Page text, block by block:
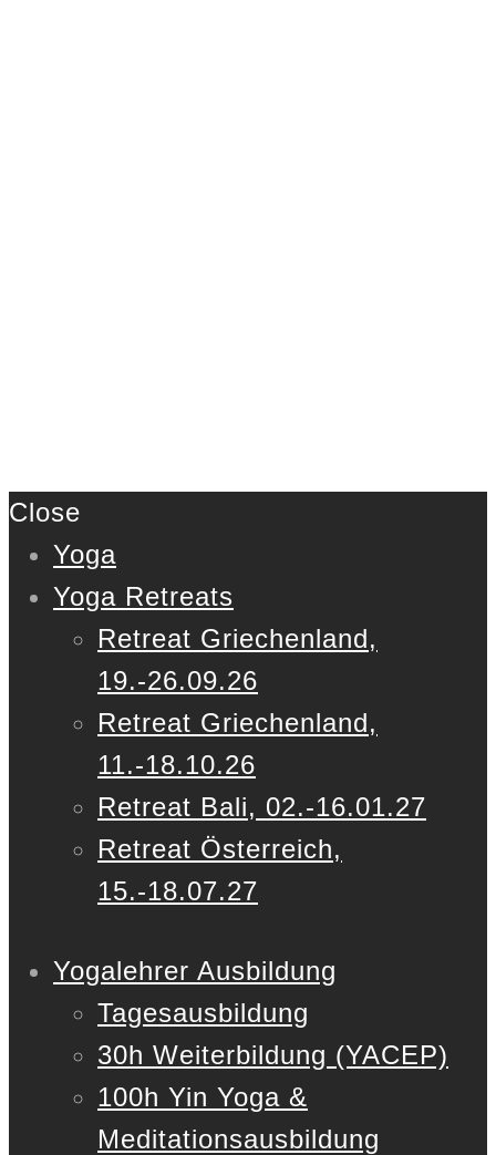
Close
Yoga
Yoga Retreats
Retreat Griechenland,
19.-26.09.26
Retreat Griechenland,
11.-18.10.26
Retreat Bali, 02.-16.01.27
Retreat Österreich,
15.-18.07.27
Yogalehrer Ausbildung
Tagesausbildung
30h Weiterbildung (YACEP)
100h Yin Yoga &
Meditationsausbildung